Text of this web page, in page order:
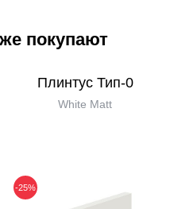
покупают
Плинтус Тип-0
White Matt
-25%